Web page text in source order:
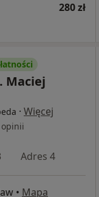
280 zł
Maciej
· Więcej
opinii
Adres 4
• Mapa